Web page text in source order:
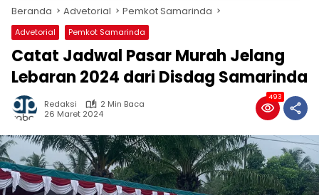
Beranda Advetorial Pemkot Samarinda
Advetorial Pemkot Samarinda
Catat Jadwal Pasar Murah Jelang
Lebaran 2024 dari Disdag Samarinda
Redaksi
2 Min Baca
26 Maret 2024
493